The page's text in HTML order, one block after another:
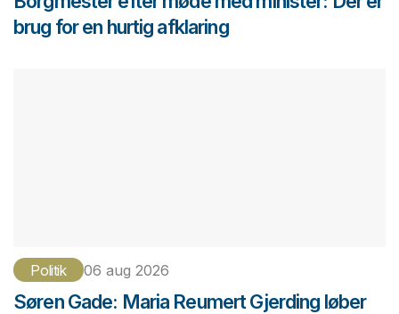
brug for en hurtig afklaring
Politik 06 aug 2026
Søren Gade: Maria Reumert Gjerding løber